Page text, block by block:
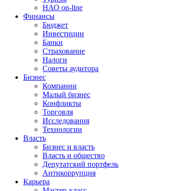
НАО on-line
Финансы
Бюджет
Инвестиции
Банки
Страхование
Налоги
Советы аудитора
Бизнес
Компании
Малый бизнес
Конфликты
Торговля
Исследования
Технологии
Власть
Бизнес и власть
Власть и общество
Депутатский портфель
Антикоррупция
Карьера